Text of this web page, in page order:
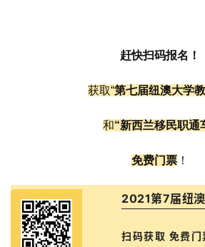
赶快扫码报名！
获取“第七届纽澳大学
和“新西兰移民职通
免费门票 ！
2021第7届纽
扫码获取 免费门